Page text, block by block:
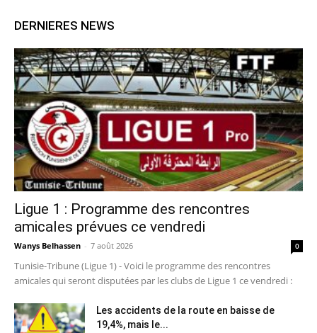
DERNIERES NEWS
Ligue 1 : Programme des rencontres
amicales prévues ce vendredi
Wanys Belhassen - 7 août 2026 0
Tunisie-Tribune (Ligue 1) - Voici le programme des rencontres
amicales qui seront disputées par les clubs de Ligue 1 ce vendredi :
Les accidents de la route en baisse de
19,4%, mais le...